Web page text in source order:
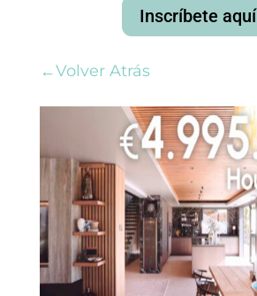
Inscríbete aquí
←Volver Atrás